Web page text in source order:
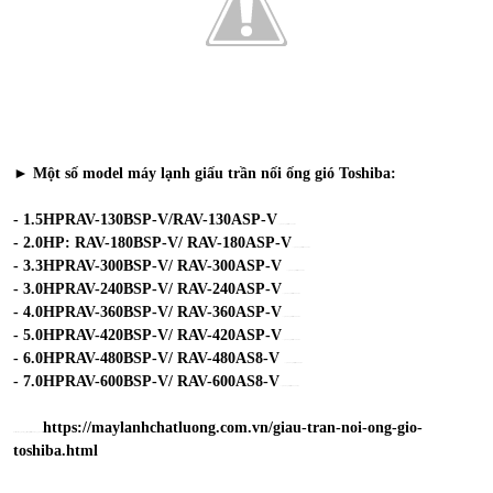
► Một số model máy lạnh giấu trần nối ống gió Toshiba:
- 1.5HPRAV-130BSP-V/RAV-130ASP-V
- 2.0HP: RAV-180BSP-V/ RAV-180ASP-V
- 3.3HPRAV-300BSP-V/ RAV-300ASP-V
- 3.0HPRAV-240BSP-V/ RAV-240ASP-V
- 4.0HPRAV-360BSP-V/ RAV-360ASP-V
- 5.0HPRAV-420BSP-V/ RAV-420ASP-V
- 6.0HPRAV-480BSP-V/ RAV-480AS8-V
- 7.0HPRAV-600BSP-V/ RAV-600AS8-V
https://maylanhchatluong.com.vn/giau-tran-noi-ong-gio-
toshiba.html